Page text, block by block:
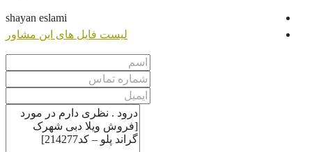
shayan eslami
لیست فایل های این مشاور